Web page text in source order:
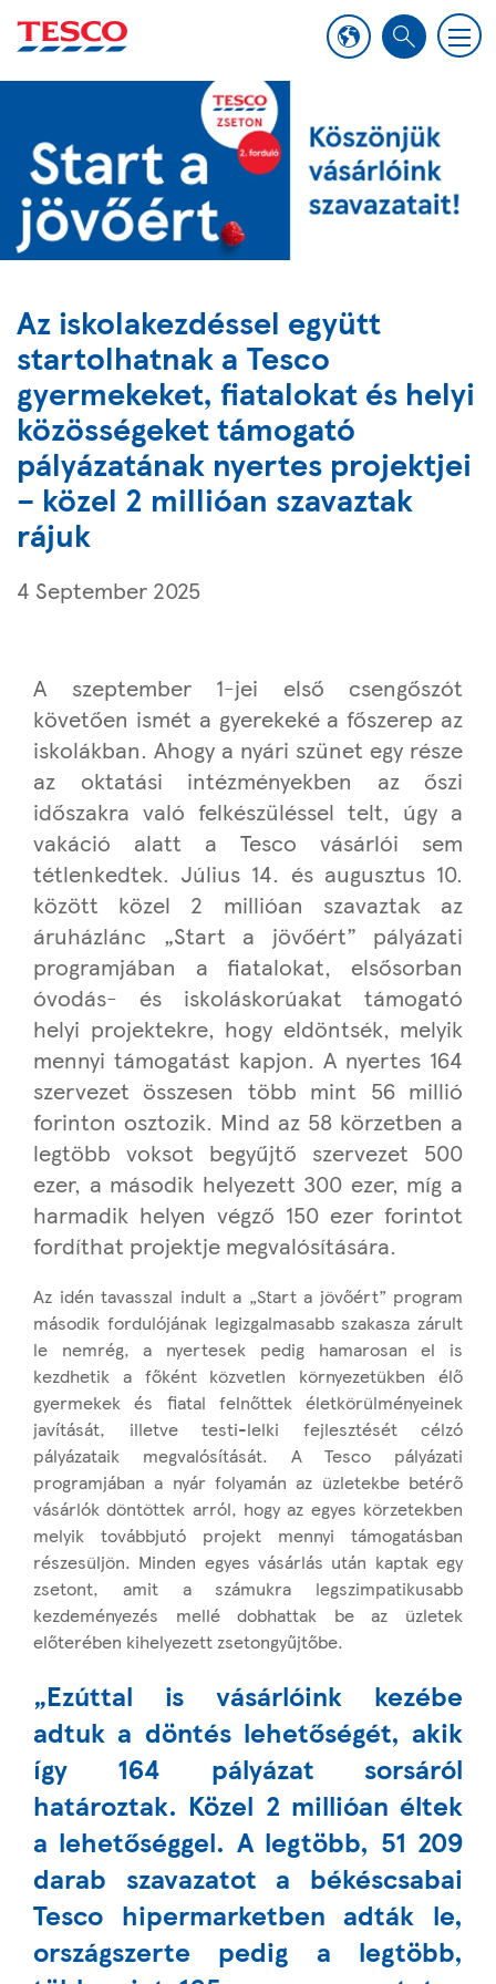
S
r
c
h
M
e
Az iskolakezdéssel együtt
startolhatnak a Tesco
gyermekeket, fiatalokat és helyi
közösségeket támogató
pályázatának nyertes projektjei
– közel 2 millióan szavaztak
rájuk
4 September 2025
A szeptember 1-jei első csengőszót
követően ismét a gyerekeké a főszerep az
iskolákban. Ahogy a nyári szünet egy része
az oktatási intézményekben az őszi
időszakra való felkészüléssel telt, úgy a
vakáció alatt a Tesco vásárlói sem
tétlenkedtek. Július 14. és augusztus 10.
között közel 2 millióan szavaztak az
áruházlánc „Start a jövőért” pályázati
programjában a fiatalokat, elsősorban
óvodás- és iskoláskorúakat támogató
helyi projektekre, hogy eldöntsék, melyik
mennyi támogatást kapjon. A nyertes 164
szervezet összesen több mint 56 millió
forinton osztozik. Mind az 58 körzetben a
legtöbb voksot begyűjtő szervezet 500
ezer, a második helyezett 300 ezer, míg a
harmadik helyen végző 150 ezer forintot
fordíthat projektje megvalósítására.
Az idén tavasszal indult a „Start a jövőért” program
második fordulójának legizgalmasabb szakasza zárult
le nemrég, a nyertesek pedig hamarosan el is
kezdhetik a főként közvetlen környezetükben élő
gyermekek és fiatal felnőttek életkörülményeinek
javítását, illetve testi-lelki fejlesztését célzó
pályázataik megvalósítását. A Tesco pályázati
programjában a nyár folyamán az üzletekbe betérő
vásárlók döntöttek arról, hogy az egyes körzetekben
melyik továbbjutó projekt mennyi támogatásban
részesüljön. Minden egyes vásárlás után kaptak egy
zsetont, amit a számukra legszimpatikusabb
kezdeményezés mellé dobhattak be az üzletek
előterében kihelyezett zsetongyűjtőbe.
„Ezúttal is vásárlóink kezébe
adtuk a döntés lehetőségét, akik
így 164 pályázat sorsáról
határoztak. Közel 2 millióan éltek
a lehetőséggel. A legtöbb, 51 209
darab szavazatota békéscsabai
Tesco hipermarketben adták le,
országszerte pedig a legtöbb,